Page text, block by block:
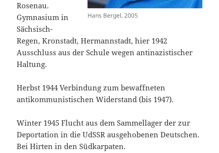
Hans Bergel, 2005
Rosenau.
Gymnasium in
Sächsisch-
Regen, Kronstadt, Hermannstadt, hier 1942
Ausschluss aus der Schule wegen antinazistischer
Haltung.
Herbst 1944 Verbindung zum bewaffneten
antikommunistischen Widerstand (bis 1947).
Winter 1945 Flucht aus dem Sammellager der zur
Deportation in die UdSSR ausgehobenen Deutschen.
Bei Hirten in den Südkarpaten.